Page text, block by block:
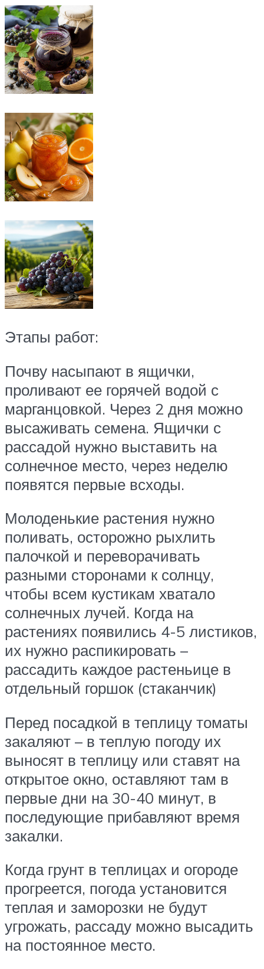
Этапы работ:
Почву насыпают в ящички,
проливают ее горячей водой с
марганцовкой. Через 2 дня можно
высаживать семена. Ящички с
рассадой нужно выставить на
солнечное место, через неделю
появятся первые всходы.
Молоденькие растения нужно
поливать, осторожно рыхлить
палочкой и переворачивать
разными сторонами к солнцу,
чтобы всем кустикам хватало
солнечных лучей. Когда на
растениях появились 4-5 листиков,
их нужно распикировать –
рассадить каждое растеньице в
отдельный горшок (стаканчик)
Перед посадкой в теплицу томаты
закаляют – в теплую погоду их
выносят в теплицу или ставят на
открытое окно, оставляют там в
первые дни на 30-40 минут, в
последующие прибавляют время
закалки.
Когда грунт в теплицах и огороде
прогреется, погода установится
теплая и заморозки не будут
угрожать, рассаду можно высадить
на постоянное место.